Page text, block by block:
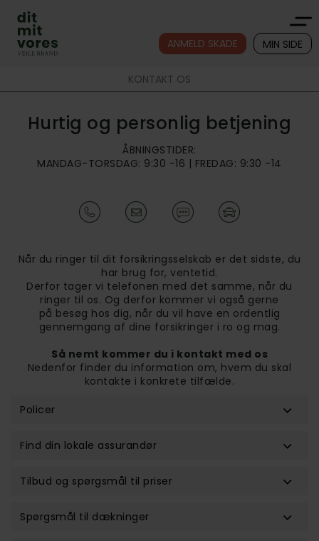
ANMELD SKADE MIN SIDE
KONTAKT OS
Hurtig og personlig betjening
ÅBNINGSTIDER:
MANDAG-TORSDAG: 9:30 -16 | FREDAG: 9:30 -14
Når du ringer til dit forsikringsselskab er det sidste, du
har brug for, ventetid.
Derfor tager vi telefonen med det samme, når du
ringer til os. Og derfor kommer vi også gerne
på besøg hos dig, når du vil have en ordentlig
gennemgang af dine forsikringer i ro og mag.
Så nemt kommer du i kontakt med os
Nedenfor finder du information om, hvem du skal
kontakte i konkrete tilfælde.
Policer
Find din lokale assurandør
Tilbud og spørgsmål til priser
Spørgsmål til dækninger